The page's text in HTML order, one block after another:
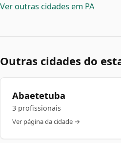
Ver outras cidades em PA
Outras cidades do
Abaetetuba
3 profissionais
Ver página da cidade →